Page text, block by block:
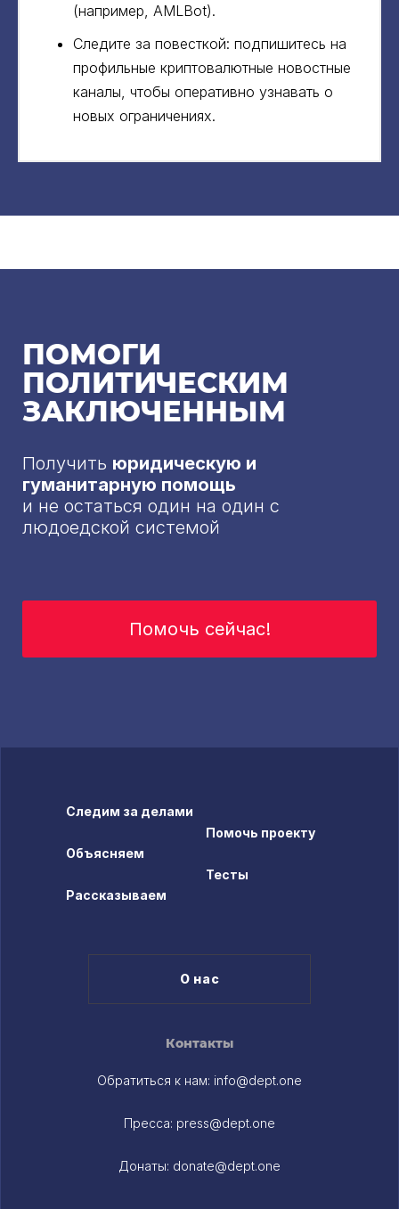
(например, AMLBot).
Следите за повесткой: подпишитесь на
профильные криптовалютные новостные
каналы, чтобы оперативно узнавать о
новых ограничениях.
ПОМОГИ
ПОЛИТИЧЕСКИМ
ЗАКЛЮЧЕННЫМ
Получить юридическую и
гуманитарную помощь
и не остаться один на один с
людоедской системой
Помочь сейчас!
Контакты
Обратиться к нам: info@dept.one
Пресса: press@dept.one
Донаты: donate@dept.one
Следим за делами
Объясняем
Рассказываем
Помочь проекту
Тесты
О нас